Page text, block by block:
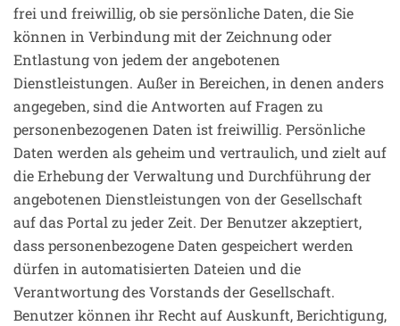
frei und freiwillig, ob sie persönliche Daten, die Sie
können in Verbindung mit der Zeichnung oder
Entlastung von jedem der angebotenen
Dienstleistungen. Außer in Bereichen, in denen anders
angegeben, sind die Antworten auf Fragen zu
personenbezogenen Daten ist freiwillig. Persönliche
Daten werden als geheim und vertraulich, und zielt auf
die Erhebung der Verwaltung und Durchführung der
angebotenen Dienstleistungen von der Gesellschaft
auf das Portal zu jeder Zeit. Der Benutzer akzeptiert,
dass personenbezogene Daten gespeichert werden
dürfen in automatisierten Dateien und die
Verantwortung des Vorstands der Gesellschaft.
Benutzer können ihr Recht auf Auskunft, Berichtigung,